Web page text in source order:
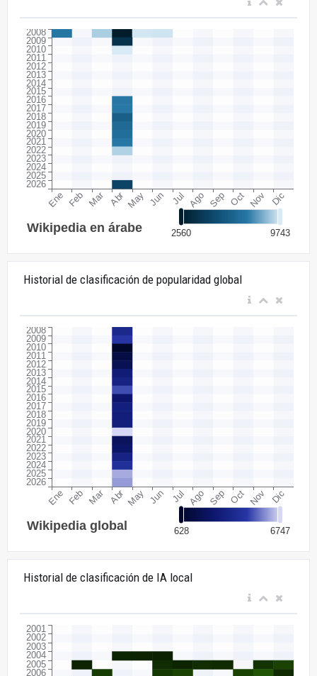
Historial de clasificación de popularidad global
Historial de clasificación de IA local